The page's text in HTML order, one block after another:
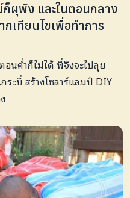
ผุพัง และในตอนกลาง
เทียนไขเพื่อทำการ
อนค่ำก็ไม่ได้ พี่จึงจะไปลุย
ระบี่ สร้างโซลาร์แลมป์ DIY